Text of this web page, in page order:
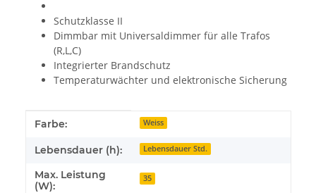
Schutzklasse II
Dimmbar mit Universaldimmer für alle Trafos
(R,L,C)
Integrierter Brandschutz
Temperaturwächter und elektronische Sicherung
Produkteigenschaft
Wert
Farbe: Weiss
Lebensdauer (h): Lebensdauer Std.
Max. Leistung
(W):
35